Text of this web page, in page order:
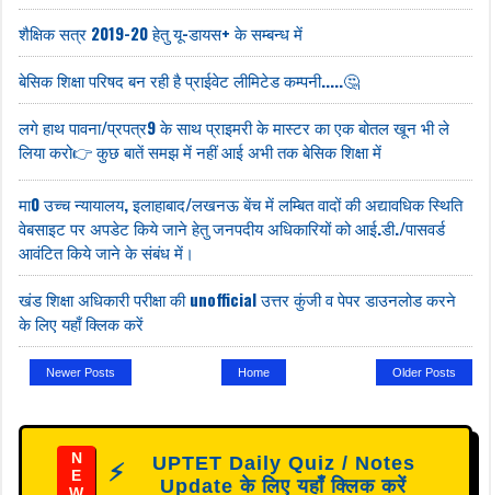
शैक्षिक सत्र 2019-20 हेतु यू-डायस+ के सम्बन्ध में
बेसिक शिक्षा परिषद बन रही है प्राईवेट लीमिटेड कम्पनी.....🤔
लगे हाथ पावना/प्रपत्र9 के साथ प्राइमरी के मास्टर का एक बोतल खून भी ले
लिया करो👉 कुछ बातें समझ में नहीं आई अभी तक बेसिक शिक्षा में
मा0 उच्च न्यायालय, इलाहाबाद/लखनऊ बेंच में लम्बित वादों की अद्यावधिक स्थिति
वेबसाइट पर अपडेट किये जाने हेतु जनपदीय अधिकारियों को आई.डी./पासवर्ड
आवंटित किये जाने के संबंध में।
खंड शिक्षा अधिकारी परीक्षा की unofficial उत्तर कुंजी व पेपर डाउनलोड करने
के लिए यहाँ क्लिक करें
Newer Posts Older Posts
Home
N
E
⚡
UPTET Daily Quiz / Notes
Update के लिए यहाँ क्लिक करें